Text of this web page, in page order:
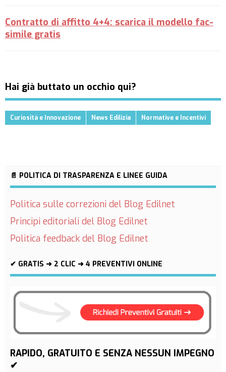
Contratto di affitto 4+4: scarica il modello fac-
simile gratis
Hai già buttato un occhio qui?
Curiosità e Innovazione News Edilizia Normative e Incentivi
📄 POLITICA DI TRASPARENZA E LINEE GUIDA
Politica sulle correzioni del Blog Edilnet
Principi editoriali del Blog Edilnet
Politica feedback del Blog Edilnet
✔ GRATIS ➜ 2 CLIC ➜ 4 PREVENTIVI ONLINE
RAPIDO, GRATUITO E SENZA NESSUN IMPEGNO
✔